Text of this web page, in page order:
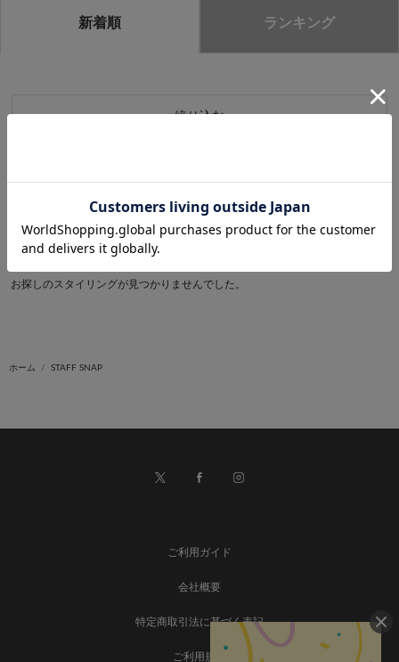
新着順 ランキング
絞り込む
現在の検索条件
20代 kusaka Rina 全て解除
お探しのスタイリングが見つかりませんでした。
ホーム STAFF SNAP
ご利用ガイド
会社概要
特定商取引法に基づく表記
ご利用規約